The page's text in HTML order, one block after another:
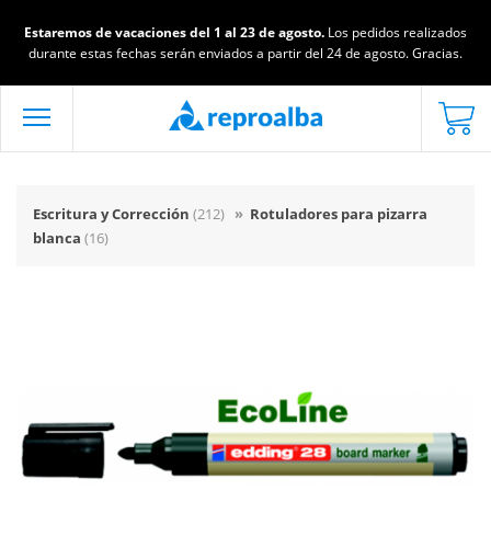
Estaremos de vacaciones del 1 al 23 de agosto. Los pedidos realizados
durante estas fechas serán enviados a partir del 24 de agosto. Gracias.
Escritura y Corrección (212) » Rotuladores para pizarra
blanca (16)